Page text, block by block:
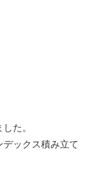
た。
ックス積み立て